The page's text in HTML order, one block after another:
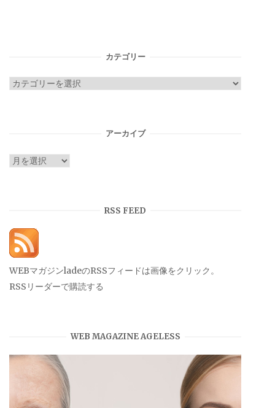
カテゴリー
カ
アーカイブ
ア
RSS FEED
WEBマガジンladeのRSSフィードは画像をクリック。
RSSリーダーで購読する
WEB MAGAZINE AGELESS